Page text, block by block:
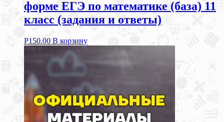
форме ЕГЭ по математике (база) 11
класс (задания и ответы)
Р150.00 В корзину